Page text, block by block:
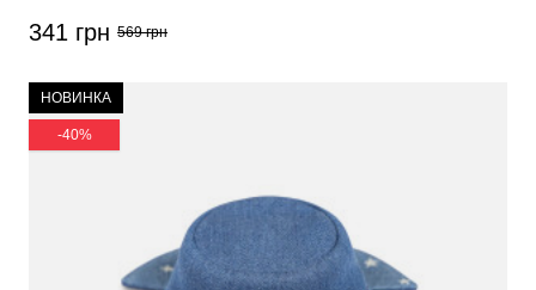
341 грн 569 грн
НОВИНКА
-40%